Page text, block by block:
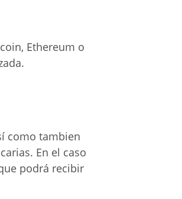
Ethereum o
como tambien
En el caso
podrá recibir